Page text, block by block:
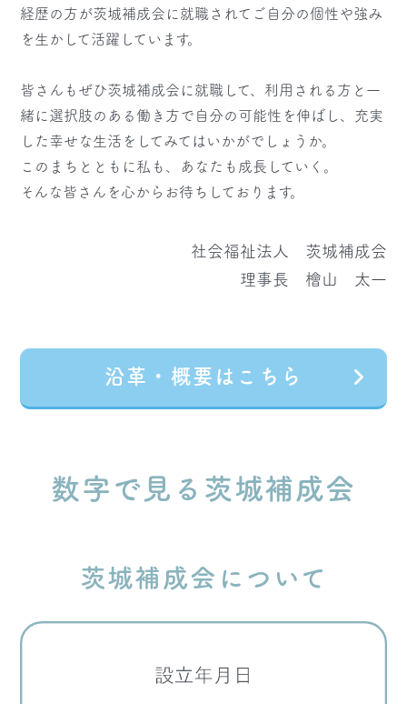
経歴の方が茨城補成会に就職されてご自分の個性や強み
を生かして活躍しています。
皆さんもぜひ茨城補成会に就職して、利用される方と一
緒に選択肢のある働き方で自分の可能性を伸ばし、 充実
した幸せな生活をしてみてはいかがでしょうか。
このまちとともに私も、あなたも成長していく。
そんな皆さんを心からお待ちしております。
社会福祉法人 茨城補成会
理事長 檜山 太一
沿革・概要はこちら
数字で見る茨城補成会
茨城補成会について